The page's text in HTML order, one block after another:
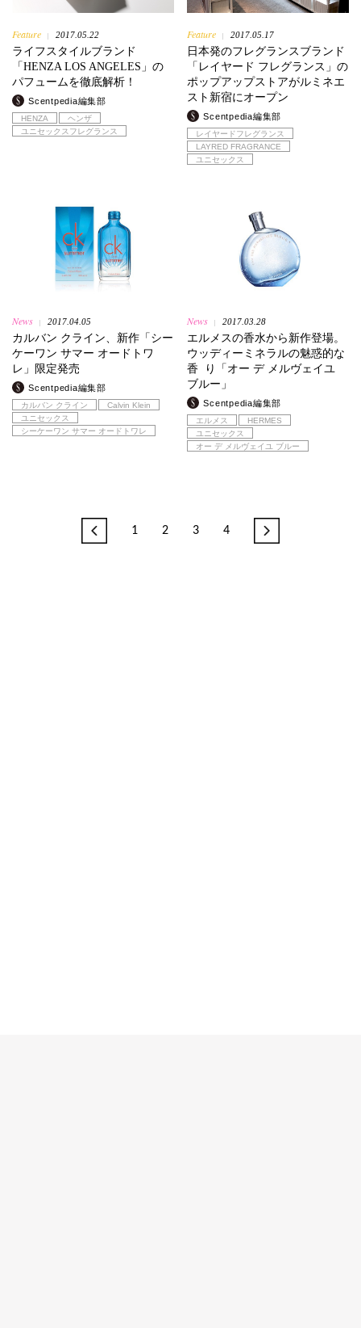
Feature | 2017.05.22
ライフスタイルブランド
「HENZA LOS ANGELES」の
パフュームを徹底解析！
Scentpedia編集部
HENZA
ヘンザ
ユニセックスフレグランス
Feature | 2017.05.17
日本発のフレグランスブランド
「レイヤード フレグランス」の
ポップアップストアがルミネエ
スト新宿にオープン
Scentpedia編集部
レイヤードフレグランス
LAYRED FRAGRANCE
ユニセックス
News 2017.04.05
カルバン クライン、新作「シー
ケーワン サマー オードトワ
レ」限定発売
Scentpedia編集部
カルバン クライン
Calvin Klein
ユニセックス
シーケーワン サマー オードトワレ
News 2017.03.28
エルメスの香水から新作登場。
ウッディーミネラルの魅惑的な
香 り「オー デ メルヴェイユ
ブルー」
Scentpedia編集部
エルメス
HERMES
ユニセックス
オー デ メルヴェイユ ブルー
1 2 3 4